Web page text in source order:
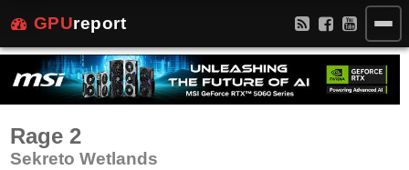
GPUreport
Rage 2
Sekreto Wetlands